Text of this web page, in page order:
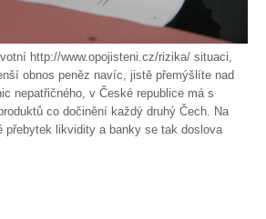
http://www.opojisteni.cz/rizika/ situaci,
obnos peněz navíc, jistě přemýšlíte nad
nepatřičného, v České republice má s
co dočinění každý druhý Čech. Na
přebytek likvidity a banky se tak doslova